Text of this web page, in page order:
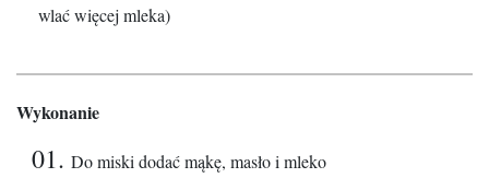
wlać więcej mleka)
Wykonanie
Do miski dodać mąkę, masło i mleko